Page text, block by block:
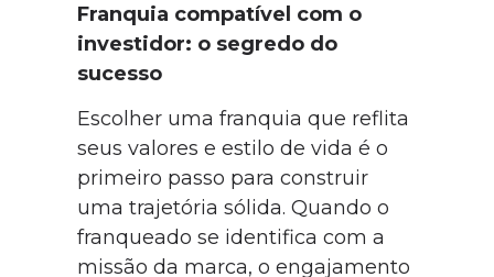
Franquia compatível com o
investidor: o segredo do
sucesso
Escolher uma franquia que reflita
seus valores e estilo de vida é o
primeiro passo para construir
uma trajetória sólida. Quando o
franqueado se identifica com a
missão da marca, o engajamento